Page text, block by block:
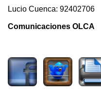
Lucio Cuenca: 92402706
Comunicaciones OLCA